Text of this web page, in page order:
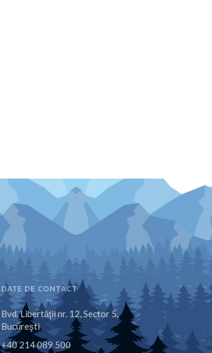
DATE DE CONTACT
Bvd. Libertăţii nr. 12, Sector 5,
Bucureşti
+40 214 089 500